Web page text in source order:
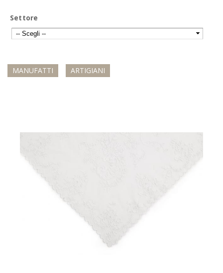
Settore
MANUFATTI ARTIGIANI